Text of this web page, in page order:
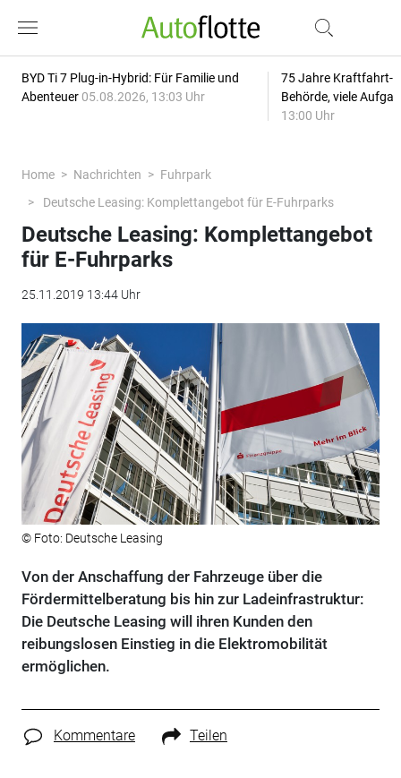
BYD Ti 7 Plug-in-Hybrid: Für Familie und
Abenteuer 05.08.2026, 13:03 Uhr
75 Jahre Kraftfahrt-
Behörde, viele
13:00 Uhr
Home Nachrichten
Fuhrpark
Deutsche Leasing: Komplettangebot für E-Fuhrparks
Deutsche Leasing: Komplettangebot
für E-Fuhrparks
25.11.2019 13:44 Uhr
© Foto: Deutsche Leasing
Von der Anschaffung der Fahrzeuge über die
Fördermittelberatung bis hin zur Ladeinfrastruktur:
Die Deutsche Leasing will ihren Kunden den
reibungslosen Einstieg in die Elektromobilität
ermöglichen.
Kommentare Teilen